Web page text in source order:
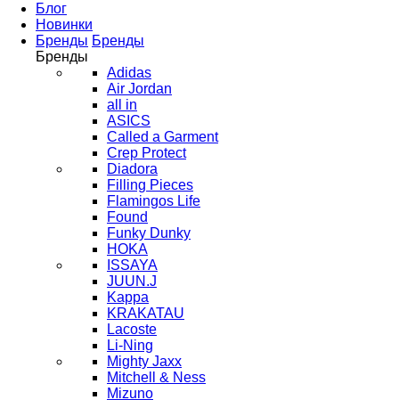
Блог
Новинки
Бренды Бренды
Бренды
Adidas
Air Jordan
all in
ASICS
Called a Garment
Crep Protect
Diadora
Filling Pieces
Flamingos Life
Found
Funky Dunky
HOKA
ISSAYA
JUUN.J
Kappa
KRAKATAU
Lacoste
Li-Ning
Mighty Jaxx
Mitchell & Ness
Mizuno